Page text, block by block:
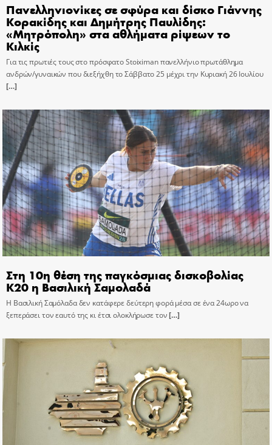
Πανελληνιονίκες σε σφύρα και δίσκο Γιάννης
Κορακίδης και Δημήτρης Παυλίδης:
«Μητρόπολη» στα αθλήματα ρίψεων το
Κιλκίς
Για τις πρωτιές τους στο πρόσφατο Stoiximan πανελλήνιο πρωτάθλημα
ανδρών/γυναικών που διεξήχθη το Σάββατο 25 μέχρι την Κυριακή 26 Ιουλίου
[…]
Στη 10η θέση της παγκόσμιας δισκοβολίας
Κ20 η Βασιλική Σαμολαδά
Η Βασιλική Σαμόλαδα δεν κατάφερε δεύτερη φορά μέσα σε ένα 24ωρο να
ξεπεράσει τον εαυτό της κι έτσι ολοκλήρωσε τον[…]